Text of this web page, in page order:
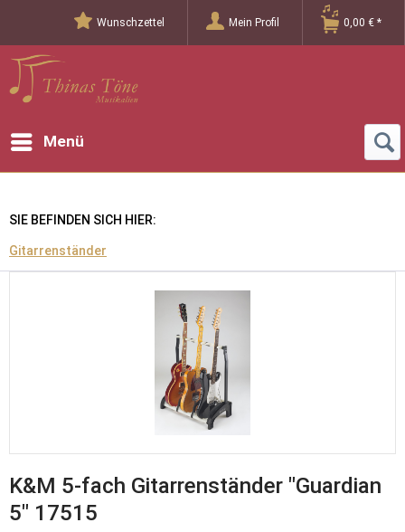
Wunschzettel Mein Profil 0,00 € *
Menü
SIE BEFINDEN SICH HIER:
Gitarrenständer
K&M 5-fach Gitarrenständer "Guardian
5" 17515